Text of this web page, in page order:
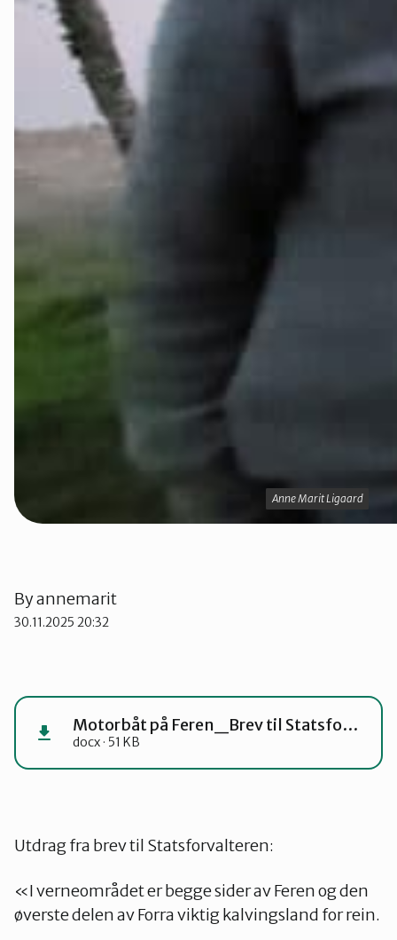
Verdal
Anne Marit Ligaard
Anne Marit Ligaard
Byannemarit
30.11.2025 20:32
Motorbåt på Feren_Brev til Statsforvalteren
docx · 51 KB
Utdrag fra brev til Statsforvalteren:
«I verneområdet er begge sider av Feren og den
øverste delen av Forra viktig kalvingsland for rein.